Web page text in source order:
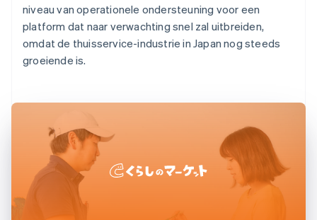
niveau van operationele ondersteuning voor een
platform dat naar verwachting snel zal uitbreiden,
omdat de thuisservice-industrie in Japan nog steeds
groeiende is.